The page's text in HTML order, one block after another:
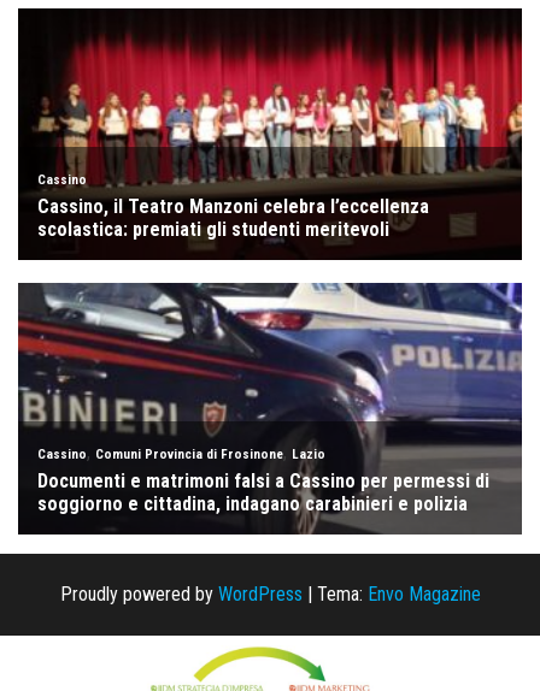
Proudly powered by WordPress | Tema: Envo Magazine